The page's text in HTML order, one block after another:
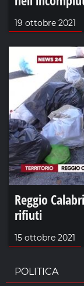
19 ottobre 2021
Reggio
rifiuti
15 ottobre 2021
POLITICA